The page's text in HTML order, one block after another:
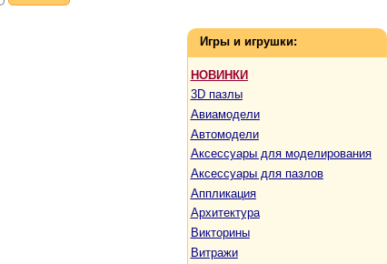
Игры и игрушки:
НОВИНКИ
3D пазлы
Авиамодели
Автомодели
Аксессуары для моделирования
Аксессуары для пазлов
Аппликация
Архитектура
Викторины
Витражи